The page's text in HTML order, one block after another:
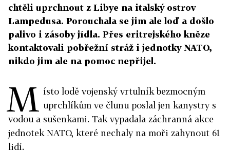
chtěli uprchnout z Libye na italský ostrov
Lampedusa. Porouchala se jim ale loď a došlo
palivo i zásoby jídla. Přes eritrejského kněze
kontaktovali pobřežní stráž i jednotky NATO,
nikdo jim ale na pomoc nepřijel.
M ísto lodě vojenský vrtulník bezmocným
uprchlíkům ve člunu poslal jen kanystry s
vodou a sušenkami. Tak vypadala záchranná akce
jednotek NATO, které nechaly na moři zahynout 61
lidí.